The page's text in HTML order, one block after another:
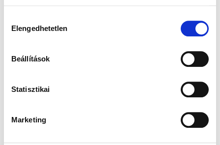
kiválasztása
Elengedhetetlen
Beállítások
Statisztikai
Marketing